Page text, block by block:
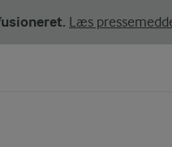
Læs